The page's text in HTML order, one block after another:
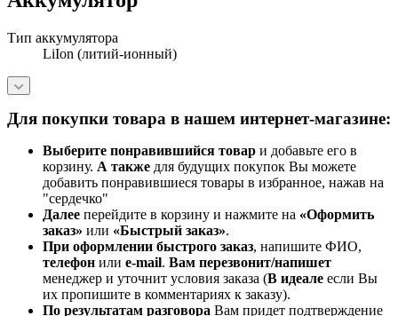
Тип аккумулятора
LiIon (литий-ионный)
Для покупки товара в нашем интернет-магазине:
Выберите понравившийся товар и добавьте его в
корзину. А также для будущих покупок Вы можете
добавить понравившиеся товары в избранное, нажав на
"сердечко"
Далее перейдите в корзину и нажмите на «Оформить
заказ» или «Быстрый заказ».
При оформлении быстрого заказ, напишите ФИО,
телефон или e-mail. Вам перезвонит/напишет
менеджер и уточнит условия заказа (В идеале если Вы
их пропишите в комментариях к заказу).
По результатам разговора Вам придет подтверждение